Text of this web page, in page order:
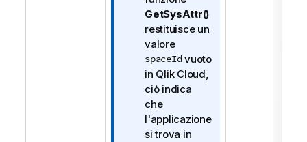
t
a
i
n
f
o
r
m
a
GetSysAttr()
restituisce un
valore
spaceId vuoto
in Qlik Cloud,
ciò indica
che
l'applicazione
si trova in